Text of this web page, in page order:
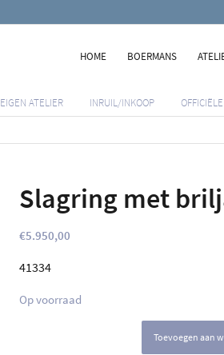
HOME BOERMANS
EIGEN ATELIER INRUIL/INKOOP
Slagring met
€5.950,00
41334
Op voorraad
Toevoegen aan